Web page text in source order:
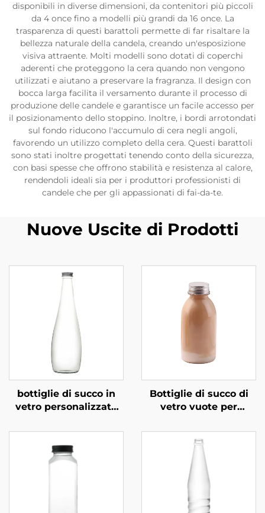
disponibili in diverse dimensioni, da contenitori più piccoli
da 4 once fino a modelli più grandi da 16 once. La
trasparenza di questi barattoli permette di far risaltare la
bellezza naturale della candela, creando un'esposizione
visiva attraente. Molti modelli sono dotati di coperchi
aderenti che proteggono la cera quando non vengono
utilizzati e aiutano a preservare la fragranza. Il design con
bocca larga facilita il versamento durante il processo di
produzione delle candele e garantisce un facile accesso per
il posizionamento dello stoppino. Inoltre, i bordi arrotondati
sul fondo riducono l'accumulo di cera negli angoli,
favorendo un utilizzo completo della cera. Questi barattoli
sono stati inoltre progettati tenendo conto della sicurezza,
con basi spesse che offrono stabilità e resistenza al calore,
rendendoli ideali sia per i produttori professionisti di
candele che per gli appassionati di fai-da-te.
Nuove Uscite di Prodotti
bottiglie di succo in
vetro personalizzate
500 ml per bevande
gassate
Bottiglie di succo di
vetro vuote per
latte da 360 ml
all'ingrosso